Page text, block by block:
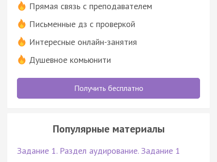
Прямая связь с преподавателем
Письменные дз с проверкой
Интересные онлайн-занятия
Душевное комьюнити
Получить бесплатно
Популярные материалы
Задание 1. Раздел аудирование. Задание 1